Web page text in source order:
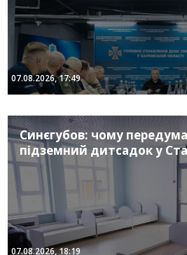
07.08.2026, 17:49
Синєгубов: чому
підземний дитсадок у
07.08.2026, 18:19